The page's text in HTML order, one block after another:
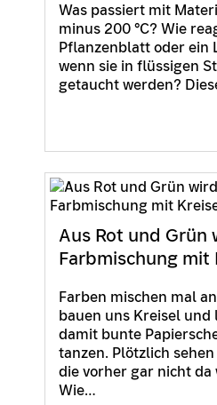
Was passiert mit
minus 200 °C? Wie
Pflanzenblatt oder ein
wenn sie in flüssigen
getaucht werden?
Aus Rot und Grün
Farbmischung mit
Farben mischen mal
bauen uns Kreisel und
damit bunte
tanzen. Plötzlich
die vorher gar nicht da
Wie…